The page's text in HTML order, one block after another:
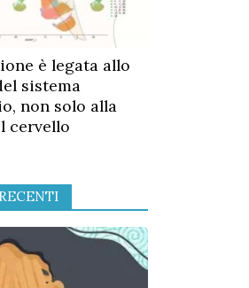
è legata allo
sistema
non solo alla
cervello